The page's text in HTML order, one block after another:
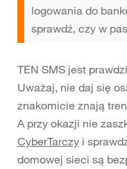
logowania do
sprawdź, czy w
TEN SMS jest
Uważaj, nie daj się
znakomicie znają
A przy okazji nie
CyberTarczy i
domowej sieci są